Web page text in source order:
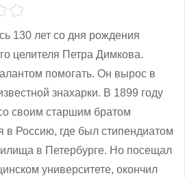
130 лет со дня рождения
целителя Петра Димкова.
помогать. Он вырос в
знахарки. В 1899 году
своим старшим братом
в Россию, где был стипендиатом
в Петербурге. Но посещал
университете, окончил